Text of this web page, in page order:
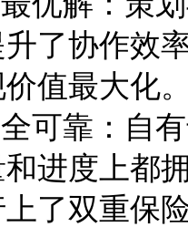
了协作效
值最大化
可靠：自
进度上都
了双重保